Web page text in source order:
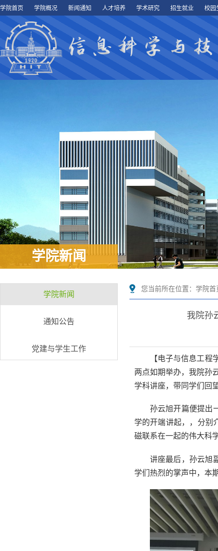
学院首页 学院概况 新闻通知 人才培养 学术研究 招生就业 校园
学院新闻
学院新闻
通知公告
党建与学生工作
您当前所在位置： 学院首
我院孙
【电子与信息工
两点如期举办，我院孙
学科讲座，带同学们回
孙云旭开篇便提出
学的开端讲起，，分别
磁联系在一起的伟大科
讲座最后，孙云旭
学们热烈的掌声中，本